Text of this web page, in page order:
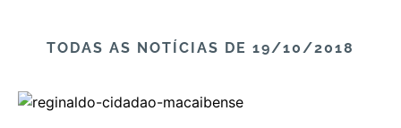
TODAS AS NOTÍCIAS​ DE 19/10/2018